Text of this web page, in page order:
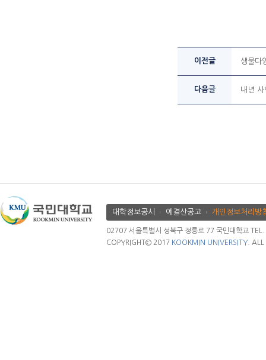
이전글 생물다
다음글 내년
대학정보공시 예결산공고 개인정보처리방
02707 서울특별시 성북구 정릉로 77 국민대학교
COPYRIGHT© 2017 KOOKMIN UNIVERSITY. ALL